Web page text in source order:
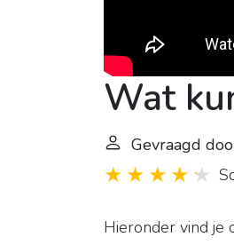
Wat
Gevraagd
Hieronder vind je